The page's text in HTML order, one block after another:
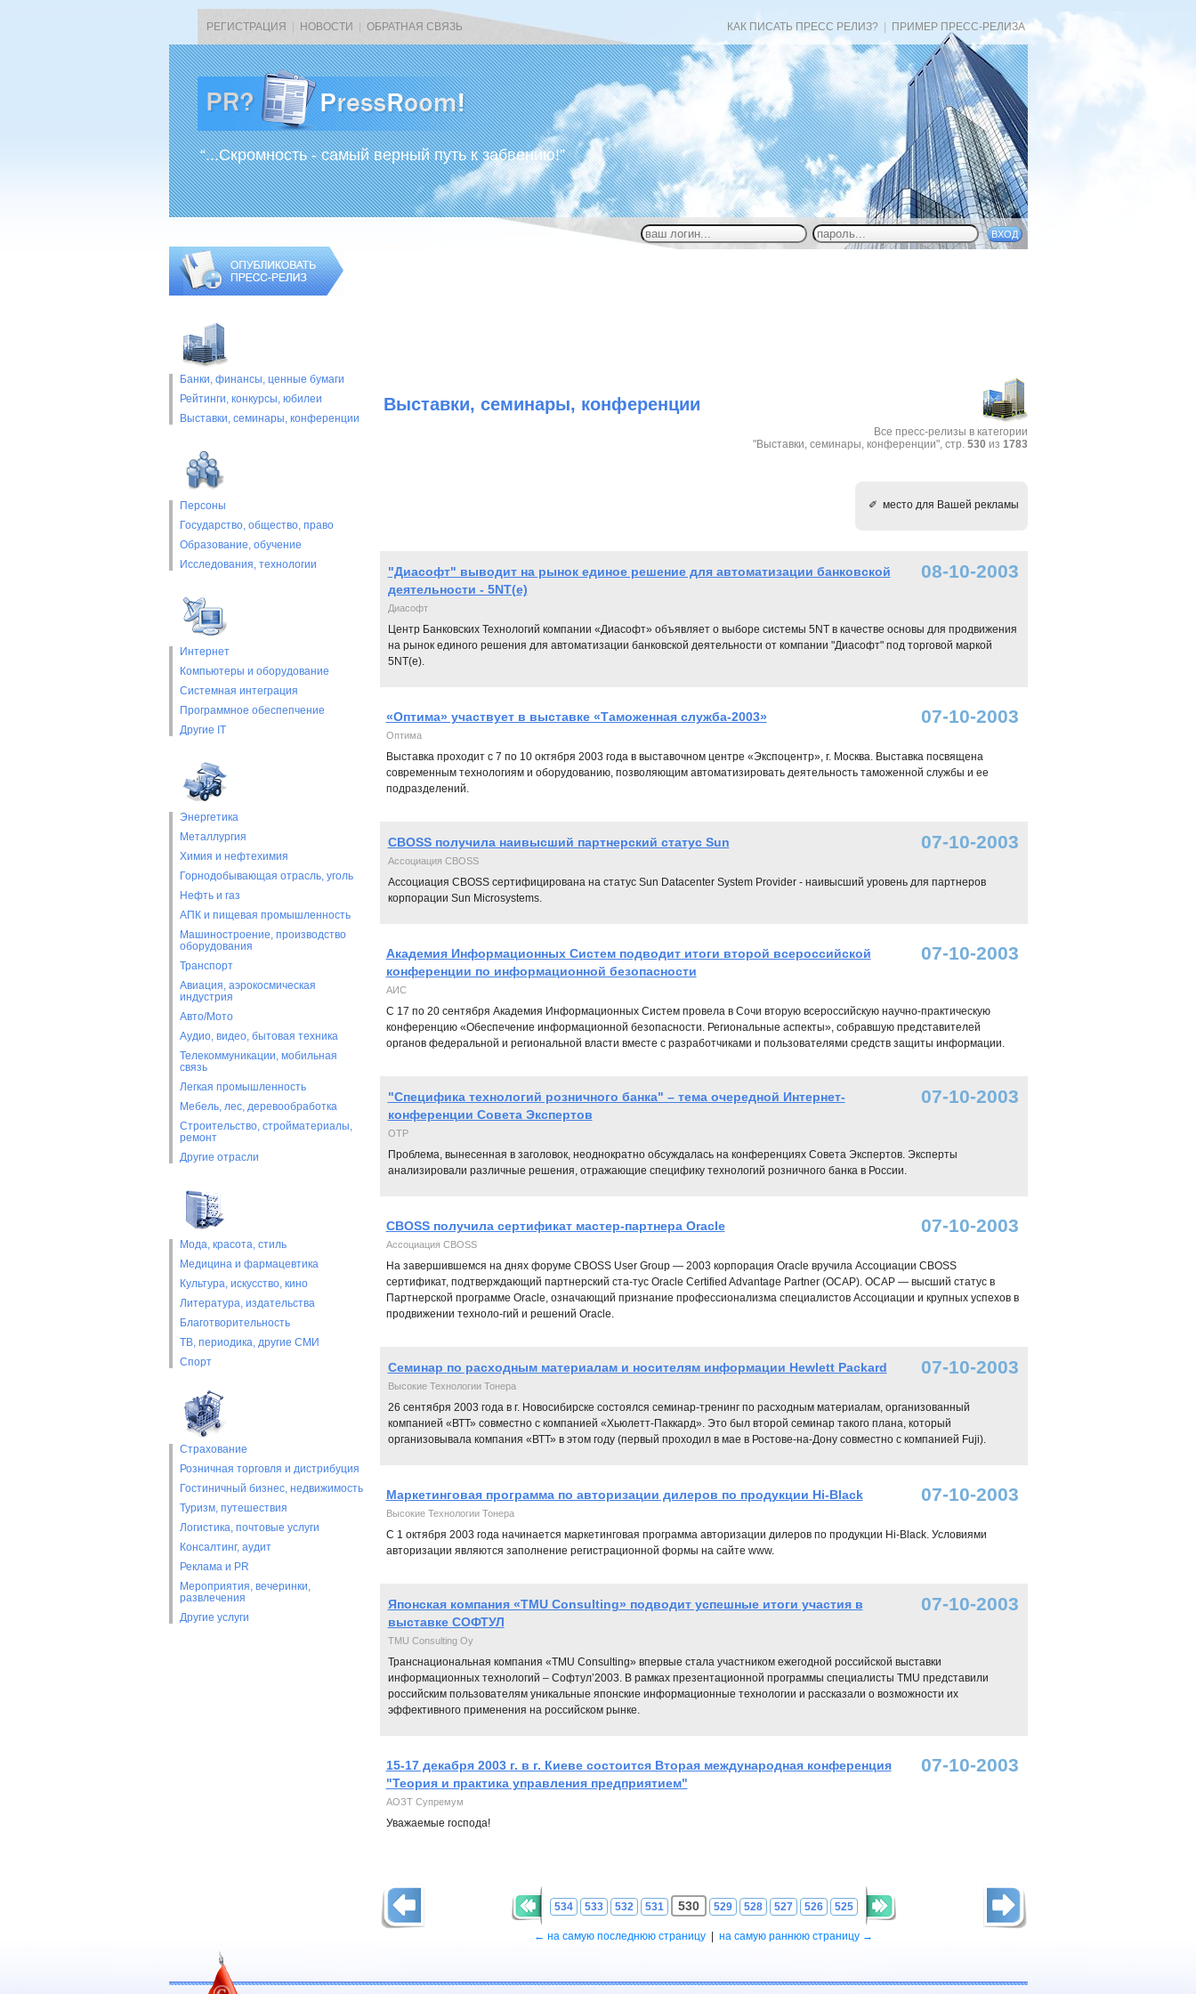
РЕГИСТРАЦИЯ НОВОСТИ ОБРАТНАЯ СВЯЗЬ КАК ПИСАТЬ ПРЕСС РЕЛИЗ? ПРИМЕР ПРЕСС-РЕЛИЗА
“...Скромность - самый верный путь к забвению!”
Банки, финансы, ценные бумаги
Рейтинги, конкурсы, юбилеи
Выставки, cеминары, конференции
Персоны
Государство, общество, право
Образование, обучение
Исследования, технологии
Интернет
Компьютеры и оборудование
Системная интеграция
Программное обеспепчение
Другие IT
Энергетика
Металлургия
Химия и нефтехимия
Горнодобывающая отрасль, уголь
Нефть и газ
АПК и пищевая промышленность
Машиностроение, производство
оборудования
Транспорт
Авиация, аэрокосмическая
индустрия
Авто/Мото
Аудио, видео, бытовая техника
Телекоммуникации, мобильная
связь
Легкая промышленность
Мебель, лес, деревообработка
Строительство, стройматериалы,
ремонт
Другие отрасли
Мода, красота, стиль
Медицина и фармацевтика
Культура, искусство, кино
Литература, издательства
Благотворительность
ТВ, периодика, другие СМИ
Спорт
Страхование
Розничная торговля и дистрибуция
Гостиничный бизнес, недвижимость
Туризм, путешествия
Логистика, почтовые услуги
Консалтинг, аудит
Реклама и PR
Мероприятия, вечеринки,
развлечения
Другие услуги
Выставки, cеминары, конференции
Все пресс-релизы в категории
"Выставки, cеминары, конференции", стр. 530 из 1783
✐ место для Вашей рекламы
"Диасофт" выводит на рынок единое решение для автоматизации банковской
деятельности - 5NT(e)
08-10-2003
Диасофт
Центр Банковских Технологий компании «Диасофт» объявляет о выборе системы 5NT в качестве основы для продвижения
на рынок единого решения для автоматизации банковской деятельности от компании "Диасофт" под торговой маркой
5NT(e).
«Оптима» участвует в выставке «Таможенная служба-2003» 07-10-2003
Оптима
Выставка проходит с 7 по 10 октября 2003 года в выставочном центре «Экспоцентр», г. Москва. Выставка посвящена
современным технологиям и оборудованию, позволяющим автоматизировать деятельность таможенной службы и ее
подразделений.
CBOSS получила наивысший партнерский статус Sun 07-10-2003
Ассоциация CBOSS
Ассоциация CBOSS сертифицирована на статус Sun Datacenter System Provider - наивысший уровень для партнеров
корпорации Sun Microsystems.
Академия Информационных Систем подводит итоги второй всероссийской
конференции по информационной безопасности
07-10-2003
АИС
С 17 по 20 сентября Академия Информационных Систем провела в Сочи вторую всероссийскую научно-практическую
конференцию «Обеспечение информационной безопасности. Региональные аспекты», собравшую представителей
органов федеральной и региональной власти вместе с разработчиками и пользователями средств защиты информации.
"Специфика технологий розничного банка" – тема очередной Интернет-
конференции Совета Экспертов
07-10-2003
ОТР
Проблема, вынесенная в заголовок, неоднократно обсуждалась на конференциях Совета Экспертов. Эксперты
анализировали различные решения, отражающие специфику технологий розничного банка в России.
CBOSS получила сертификат мастер-партнера Oracle 07-10-2003
Ассоциация CBOSS
На завершившемся на днях форуме CBOSS User Group — 2003 корпорация Oracle вручила Ассоциации CBOSS
сертификат, подтверждающий партнерский ста-тус Oracle Certified Advantage Partner (OCAP). OCAP — высший статус в
Партнерской программе Oracle, означающий признание профессионализма специалистов Ассоциации и крупных успехов в
продвижении техноло-гий и решений Oracle.
Семинар по расходным материалам и носителям информации Hewlett Packard 07-10-2003
Высокие Технологии Тонера
26 сентября 2003 года в г. Новосибирске состоялся семинар-тренинг по расходным материалам, организованный
компанией «ВТТ» совместно с компанией «Хьюлетт-Паккард». Это был второй семинар такого плана, который
организовывала компания «ВТТ» в этом году (первый проходил в мае в Ростове-на-Дону совместно с компанией Fuji).
Маркетинговая программа по авторизации дилеров по продукции Hi-Black 07-10-2003
Высокие Технологии Тонера
С 1 октября 2003 года начинается маркетинговая программа авторизации дилеров по продукции Hi-Black. Условиями
авторизации являются заполнение регистрационной формы на сайте www.
Японская компания «TMU Consulting» подводит успешные итоги участия в
выставке СОФТУЛ
07-10-2003
TMU Consulting Oy
Транснациональная компания «TMU Consulting» впервые стала участником ежегодной российской выставки
информационных технологий – Софтул’2003. В рамках презентационной программы специалисты TMU представили
российским пользователям уникальные японские информационные технологии и рассказали о возможности их
эффективного применения на российском рынке.
15-17 декабря 2003 г. в г. Киеве состоится Вторая международная конференция
"Теория и практика управления предприятием"
07-10-2003
АОЗТ Супремум
Уважаемые господа!
534 533 532 531 530 529 528 527 526 525
← на самую последнюю страницу на самую раннюю страницу →